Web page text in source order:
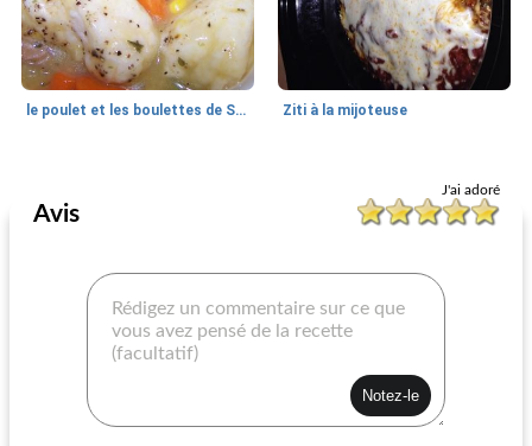
le poulet et les boulettes de Samantha Ziti à la mijoteuse
moules suprema macaroni ii minestrone
J'ai adoré
Avis